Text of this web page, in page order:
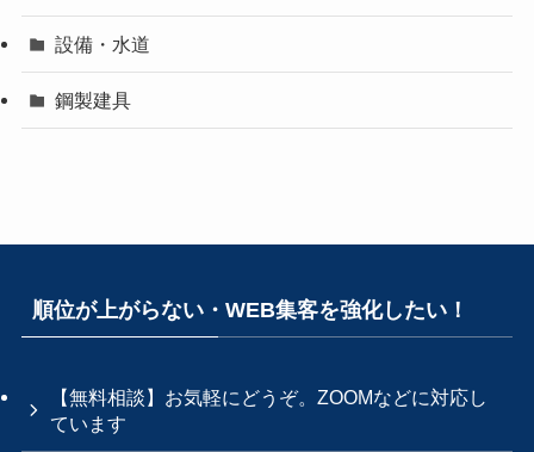
設備・水道
鋼製建具
順位が上がらない・WEB集客を強化したい！
【無料相談】お気軽にどうぞ。ZOOMなどに対応し
ています